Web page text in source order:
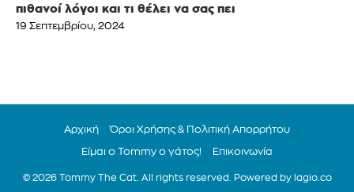
πιθανοί λόγοι και τι θέλει να σας πει
19 Σεπτεμβρίου, 2024
Αρχική Όροι Χρήσης & Πολιτική Απορρήτου
Είμαι ο Tommy ο γάτος! Επικοινωνία
© 2026 Tommy The Cat. All rights reserved. Powered by lagio.co